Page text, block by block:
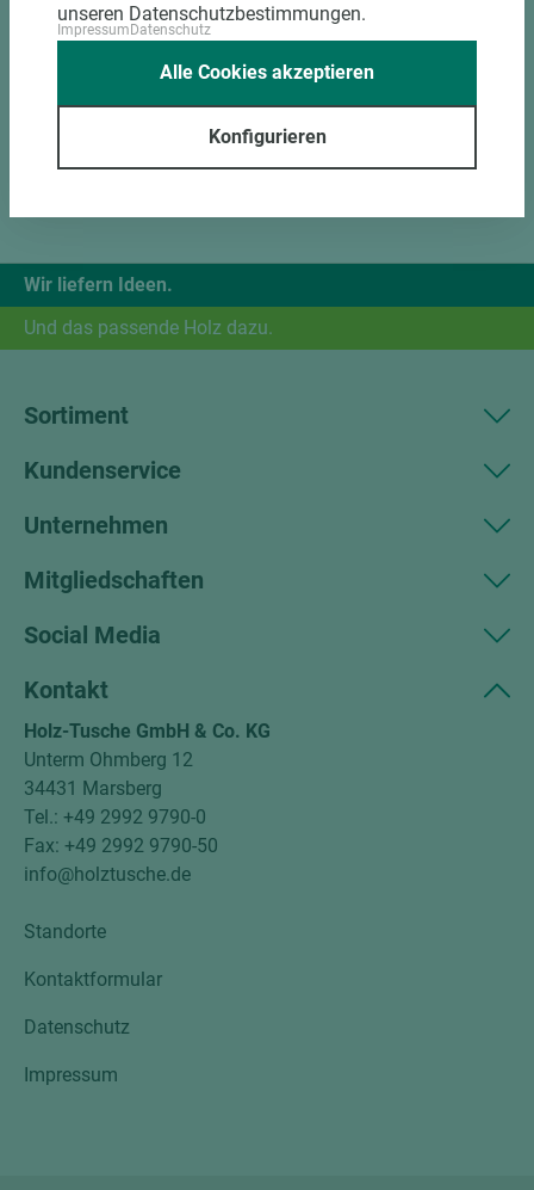
Wir liefern Ideen.
Und das passende Holz dazu.
Sortiment
Kundenservice
Unternehmen
Mitgliedschaften
Social Media
Kontakt
Holz-Tusche GmbH & Co. KG
Unterm Ohmberg 12
34431 Marsberg
Tel.: +49 2992 9790-0
Fax: +49 2992 9790-50
info@holztusche.de
Standorte
Kontaktformular
Datenschutz
Impressum
unseren Datenschutzbestimmungen.
ImpressumDatenschutz
Konfigurieren
Alle Cookies akzeptieren